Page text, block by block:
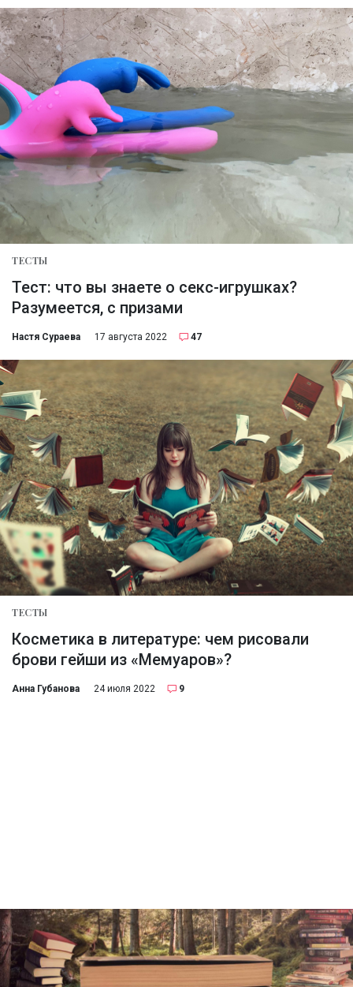
ТЕСТЫ
Тест: что вы знаете о секс-игрушках?
Разумеется, с призами
Настя Сураева 17 августа 2022 47
ТЕСТЫ
Косметика в литературе: чем рисовали
брови гейши из «Мемуаров»?
Анна Губанова 24 июля 2022 9